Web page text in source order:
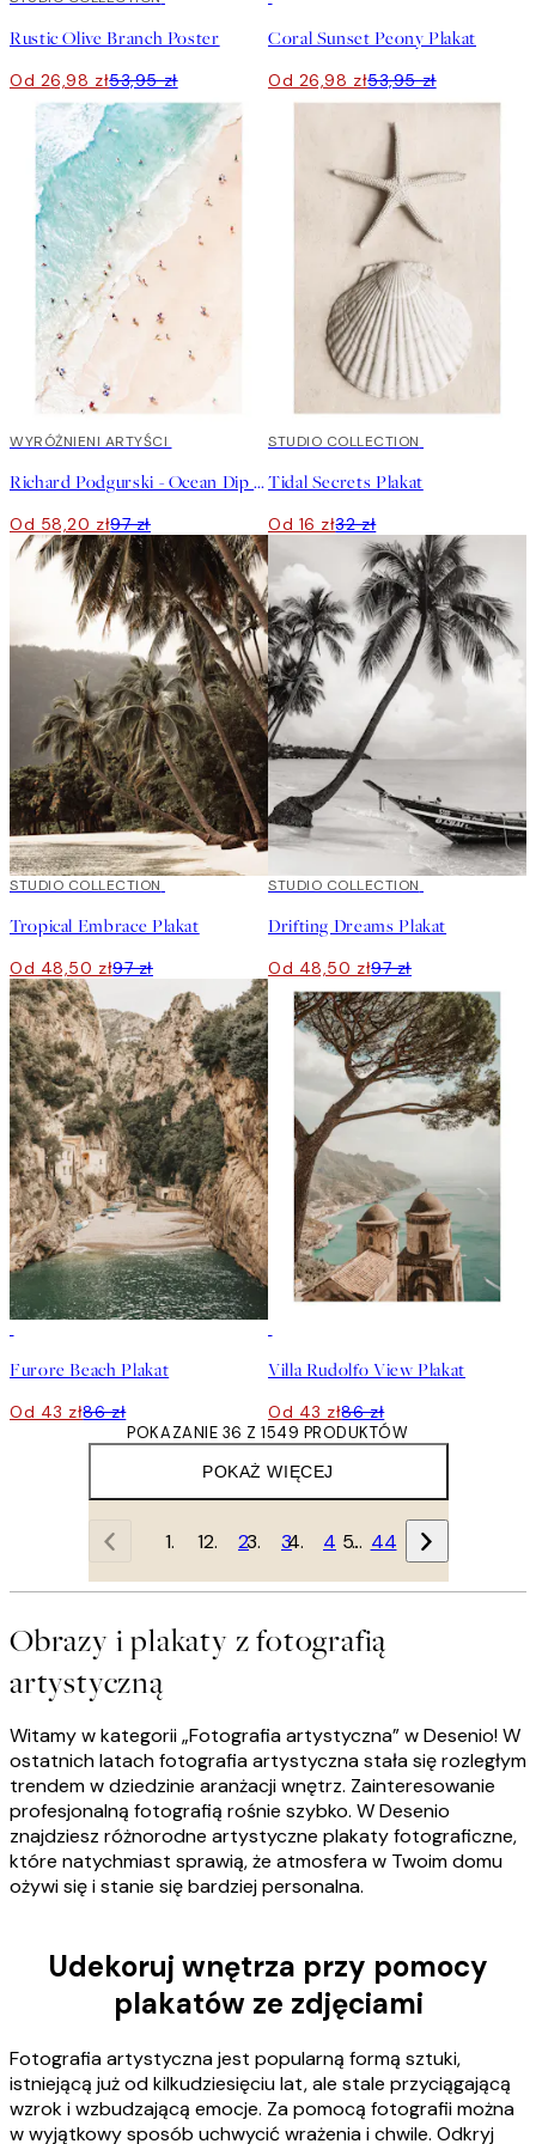
Rustic Olive Branch Poster
Od 26,98 zł53,95 zł
Coral Sunset Peony Plakat
Od 26,98 zł53,95 zł
40%*
WYRÓŻNIENI ARTYŚCI
Richard Podgurski - Ocean Dip Plakat
Od 58,20 zł97 zł
50%*
STUDIO COLLECTION
Tidal Secrets Plakat
Od 16 zł32 zł
50%*
STUDIO COLLECTION
Tropical Embrace Plakat
Od 48,50 zł97 zł
50%*
STUDIO COLLECTION
Drifting Dreams Plakat
Od 48,50 zł97 zł
Furore Beach Plakat
Od 43 zł86 zł
Villa Rudolfo View Plakat
Od 43 zł86 zł
POKAŻ WIĘCEJ
POKAZANIE 36 Z 1549 PRODUKTÓW
1 2 3 4 … 44
Obrazy i plakaty z fotografią
artystyczną
Witamy w kategorii „Fotografia artystyczna” w Desenio! W
ostatnich latach fotografia artystyczna stała się rozległym
trendem w dziedzinie aranżacji wnętrz. Zainteresowanie
profesjonalną fotografią rośnie szybko. W Desenio
znajdziesz różnorodne artystyczne plakaty fotograficzne,
które natychmiast sprawią, że atmosfera w Twoim domu
ożywi się i stanie się bardziej personalna.
Udekoruj wnętrza przy pomocy
plakatów ze zdjęciami
Fotografia artystyczna jest popularną formą sztuki,
istniejącą już od kilkudziesięciu lat, ale stale przyciągającą
wzrok i wzbudzającą emocje. Za pomocą fotografii można
w wyjątkowy sposób uchwycić wrażenia i chwile. Odkryj